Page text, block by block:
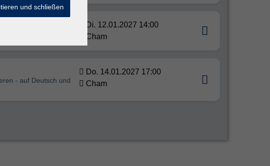
Di. 12.01.2027 14:00
Cham
- auf Deutsch und
Do. 14.01.2027 17:00
Cham
und schließen